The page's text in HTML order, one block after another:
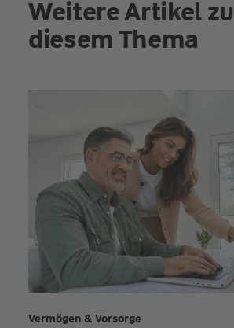
Weitere Artikel zu
diesem Thema
Vermögen & Vorsorge